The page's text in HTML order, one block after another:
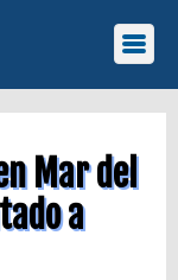
Mar del
a